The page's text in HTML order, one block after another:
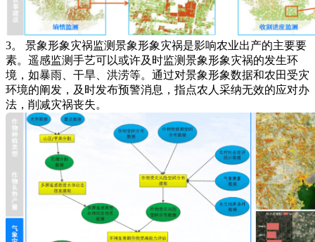
3。 景象形象灾祸监测景象形象灾祸是影响农业出产的主要要
素。遥感监测手艺可以或许及时监测景象形象灾祸的发生环
境，如暴雨、干旱、洪涝等。通过对景象形象数据和农田受灾
环境的阐发，及时发布预警消息，指点农人采纳无效的应对办
法，削减灾祸丧失。